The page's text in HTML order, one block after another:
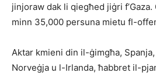
jinjoraw dak li qiegħed jiġri
minn 35,000 persuna mietu fl-
Aktar kmieni din il-ġimgħa,
Norveġja u l-Irlanda, ħabbret il-